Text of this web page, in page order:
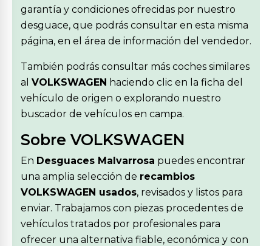
garantía y condiciones ofrecidas por nuestro
desguace, que podrás consultar en esta misma
página, en el área de información del vendedor.
También podrás consultar más coches similares
al VOLKSWAGEN haciendo clic en la ficha del
vehículo de origen o explorando nuestro
buscador de vehículos en campa.
Sobre VOLKSWAGEN
En Desguaces Malvarrosa puedes encontrar
una amplia selección de recambios
VOLKSWAGEN usados, revisados y listos para
enviar. Trabajamos con piezas procedentes de
vehículos tratados por profesionales para
ofrecer una alternativa fiable, económica y con